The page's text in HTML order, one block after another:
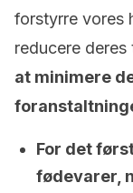
forstyrre vores
reducere
at minimere
For det
fødevarer,